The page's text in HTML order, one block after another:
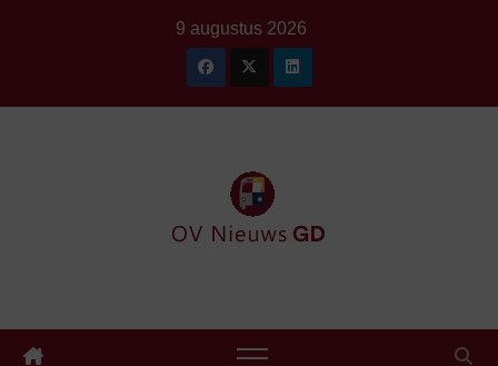
9 augustus 2026